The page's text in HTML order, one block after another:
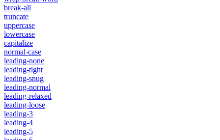
break-all
truncate
uppercase
lowercase
capitalize
normal-case
leading-none
leading-tight
leading-snug
leading-normal
leading-relaxed
leading-loose
leading-3
leading-4
leading-5